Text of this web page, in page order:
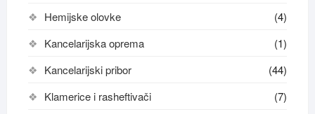
Hemijske olovke
(4)
Kancelarijska oprema
(1)
Kancelarijski pribor
(44)
Klamerice i rasheftivači
(7)